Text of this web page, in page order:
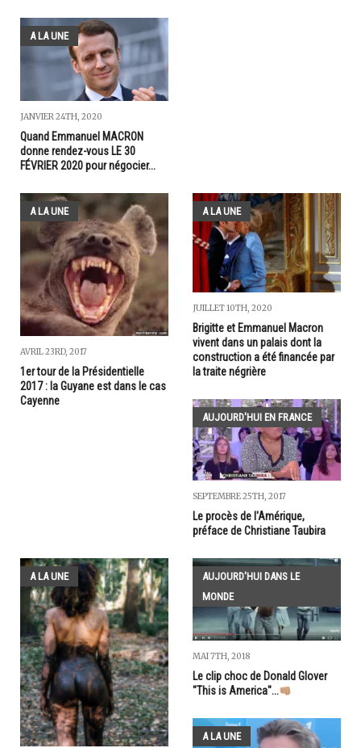
A LA UNE
JANVIER 24TH, 2020
Quand Emmanuel MACRON
donne rendez-vous LE 30
FÉVRIER 2020 pour négocier...
A LA UNE
AVRIL 23RD, 2017
1er tour de la Présidentielle
2017 : la Guyane est dans le cas
Cayenne
A LA UNE
JUILLET 10TH, 2020
Brigitte et Emmanuel Macron
vivent dans un palais dont la
construction a été financée par
la traite négrière
AUJOURD'HUI EN FRANCE
SEPTEMBRE 25TH, 2017
Le procès de l'Amérique,
préface de Christiane Taubira
A LA UNE
AUJOURD'HUI DANS LE
MONDE
MAI 7TH, 2018
Le clip choc de Donald Glover
"This is America"...
A LA UNE